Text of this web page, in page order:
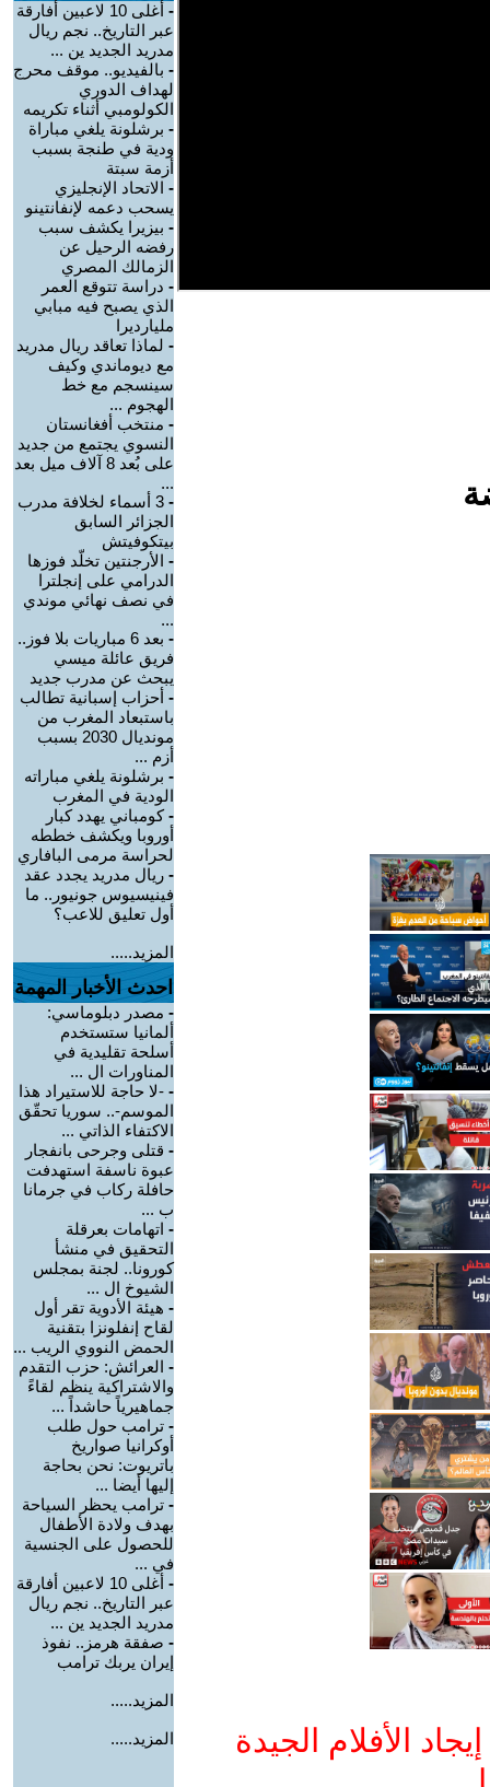
الأفلام الجيدة
-
أغلى 10 لاعبين أفارقة
عبر التاريخ.. نجم ريال
مدريد الجديد ين ...
- بالفيديو.. موقف محرج
لهداف الدوري
الكولومبي أثناء تكريمه
- برشلونة يلغي مباراة
ودية في طنجة بسبب
أزمة سبتة
- الاتحاد الإنجليزي
يسحب دعمه لإنفانتينو
- بيزيرا يكشف سبب
رفضه الرحيل عن
الزمالك المصري
- دراسة تتوقع العمر
الذي يصبح فيه مبابي
مليارديرا
- لماذا تعاقد ريال مدريد
مع ديوماندي وكيف
سينسجم مع خط
الهجوم ...
- منتخب أفغانستان
النسوي يجتمع من جديد
على بُعد 8 آلاف ميل بعد
...
-
3 أسماء لخلافة مدرب
الجزائر السابق
بيتكوفيتش
- الأرجنتين تخلّد فوزها
الدرامي على إنجلترا
في نصف نهائي موندي
...
-
بعد 6 مباريات بلا فوز..
فريق عائلة ميسي
يبحث عن مدرب جديد
- أحزاب إسبانية تطالب
باستبعاد المغرب من
مونديال 2030 بسبب
أزم ...
- برشلونة يلغي مباراته
الودية في المغرب
-كومباني يهدد كبار
أوروبا ويكشف خططه
لحراسة مرمى البافاري
- ريال مدريد يجدد عقد
فينيسيوس جونيور.. ما
أول تعليق للاعب؟
المزيد.....
احدث الأخبار المهمة
- مصدر دبلوماسي:
ألمانيا ستستخدم
أسلحة تقليدية في
المناورات ال ...
- -لا حاجة للاستيراد هذا
الموسم-.. سوريا تحقّق
الاكتفاء الذاتي ...
- قتلى وجرحى بانفجار
عبوة ناسفة استهدفت
حافلة ركاب في جرمانا
ب ...
- اتهامات بعرقلة
التحقيق في منشأ
كورونا.. لجنة بمجلس
الشيوخ ال ...
- هيئة الأدوية تقر أول
لقاح إنفلونزا بتقنية
الحمض النووي الريب ...
- العرائش: حزب التقدم
والاشتراكية ينظم لقاءً
جماهيرياً حاشداً ...
- ترامب حول طلب
أوكرانيا صواريخ
باتريوت: نحن بحاجة
إليها أيضا ...
- ترامب يحظر السياحة
بهدف ولادة الأطفال
للحصول على الجنسية
في ...
-
أغلى 10 لاعبين أفارقة
عبر التاريخ.. نجم ريال
مدريد الجديد ين ...
- صفقة هرمز.. نفوذ
إيران يربك ترامب
المزيد.....
المزيد.....